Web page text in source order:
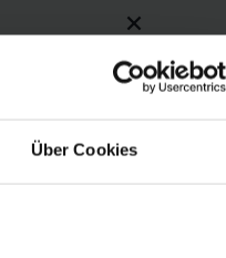
Über Cookies
2.5 mm